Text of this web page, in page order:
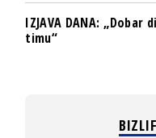
IZJAVA DANA:
timu“